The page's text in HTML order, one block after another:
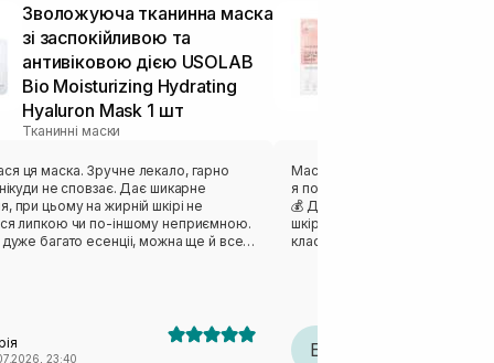
Зволожуюча тканинна маска
зі заспокійливою та
антивіковою дією USOLAB
Bio Moisturizing Hydrating
Hyaluron Mask 1 шт
Тканинні маски
Зручне лекало, гарно
не сповзає. Дає шикарне
при цьому на жирній шкірі не
липкою чи по-іншому неприємною.
дуже багато есенціі, можна ще й все
рекомендую.
23:40
Маска відзначилась своєю
я потім перелила і
💰 Дуже комфортний гель,
шкіру без відчуття липкості.
класний пламп-ефект на шкірі
Е